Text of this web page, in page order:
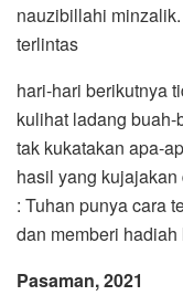
nauzibillahi
terlintas
hari-hari berikutnya
kulihat ladang
tak kukatakan apa-
hasil yang
: Tuhan punya cara
dan memberi
Pasaman, 2021